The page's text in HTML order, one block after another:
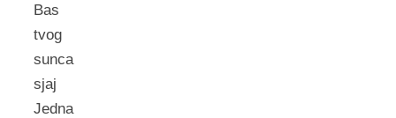
Bas
tvog
sunca
sjaj
Jedna